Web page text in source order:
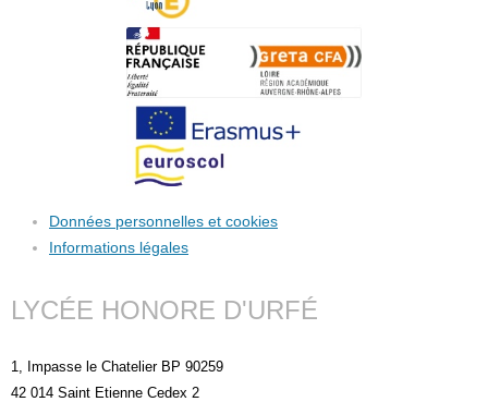
Données personnelles et cookies
Informations légales
LYCÉE HONORE D'URFÉ
1, Impasse le Chatelier BP 90259
42 014 Saint Etienne Cedex 2